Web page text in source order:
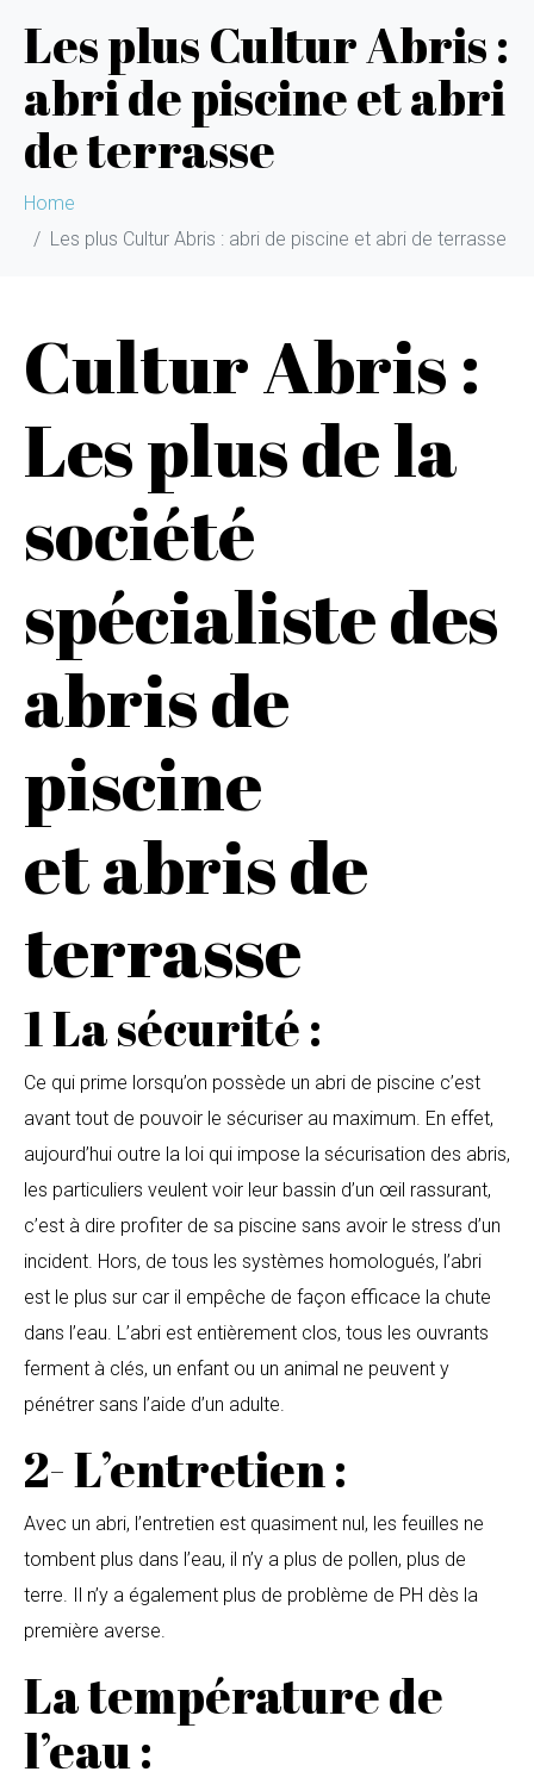
Les plus Cultur Abris :
abri de piscine et abri
de terrasse
Home
Les plus Cultur Abris : abri de piscine et abri de terrasse
Cultur Abris :
Les plus de la
société
spécialiste des
abris de
piscine
et abris de
terrasse
1 La sécurité :
Ce qui prime lorsqu’on possède un abri de piscine c’est
avant tout de pouvoir le sécuriser au maximum. En effet,
aujourd’hui outre la loi qui impose la sécurisation des abris,
les particuliers veulent voir leur bassin d’un œil rassurant,
c’est à dire profiter de sa piscine sans avoir le stress d’un
incident. Hors, de tous les systèmes homologués, l’abri
est le plus sur car il empêche de façon efficace la chute
dans l’eau. L’abri est entièrement clos, tous les ouvrants
ferment à clés, un enfant ou un animal ne peuvent y
pénétrer sans l’aide d’un adulte.
2- L’entretien :
Avec un abri, l’entretien est quasiment nul, les feuilles ne
tombent plus dans l’eau, il n’y a plus de pollen, plus de
terre. Il n’y a également plus de problème de PH dès la
première averse.
La température de
l’eau :